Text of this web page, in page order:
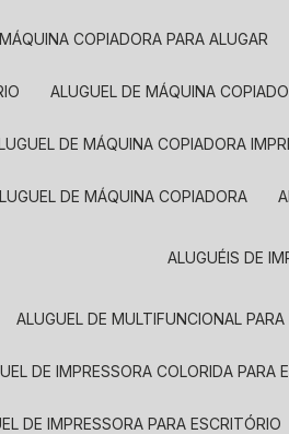
MÁQUINA COPIADORA PARA ALUGAR
ALUGUEL DE MÁQUINA
DE MÁQUINA COPIADORA
ALUGUEL DE MÁQUINA COPIADORA
ALUGUÉIS DE
ALUGUEL DE MULTIFUNCIONAL
DE IMPRESSORA COLORIDA PARA
DE IMPRESSORA PARA ESCRITÓRIO